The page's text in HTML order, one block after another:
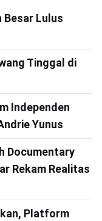
Besar Lulus
Tinggal di
Independen
Yunus
Documentary
Rekam Realitas
Platform